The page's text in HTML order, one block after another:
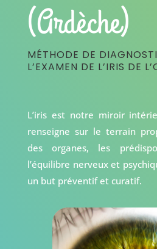
(Ardèche)
MÉTHODE DE
L’EXAMEN DE L’IRIS DE
L’iris est notre miroir
renseigne sur le terrain
des organes, les
l’équilibre nerveux et
un but préventif et curatif.